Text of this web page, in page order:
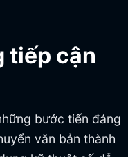
tiếp cận
bước tiến đáng
văn bản thành